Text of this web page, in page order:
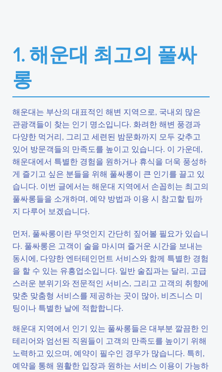
1. 해운대 최고의 풀싸
롱
해운대는 부산의 대표적인 해변 지역으로, 국내외 많은
관광객들이 찾는 인기 명소입니다. 화려한 해변 풍경과
다양한 먹거리, 그리고 세련된 밤문화까지 모두 갖추고
있어 방문객들의 만족도를 높이고 있습니다. 이 가운데,
해운대에서 특별한 경험을 원하거나 휴식을 더욱 풍성하
게 즐기고 싶은 분들을 위해 풀싸롱이 큰 인기를 끌고 있
습니다. 이번 글에서는 해운대 지역에서 손꼽히는 최고의
풀싸롱들을 소개하며, 예약 방법과 이용 시 참고할 팁까
지 다루어 보겠습니다.
먼저, 풀싸롱이란 무엇인지 간단히 짚어볼 필요가 있습니
다. 풀싸롱은 고객이 술을 마시며 즐거운 시간을 보내는
동시에, 다양한 엔터테인먼트 서비스와 함께 특별한 경험
을 할 수 있는 유흥업소입니다. 일반 술집과는 달리, 고급
스러운 분위기와 전문적인 서비스, 그리고 고객의 취향에
맞춘 맞춤형 서비스를 제공하는 곳이 많아, 비즈니스 미
팅이나 특별한 날에 적합합니다.
해운대 지역에서 인기 있는 풀싸롱들은 대부분 깔끔한 인
테리어와 엄선된 직원들이 고객의 만족도를 높이기 위해
노력하고 있으며, 예약이 필수인 경우가 많습니다. 특히,
예약을 통해 원활한 입장과 원하는 서비스 이용이 가능하